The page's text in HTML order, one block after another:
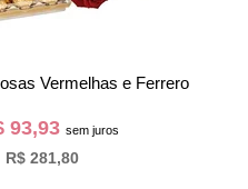
Vermelhas e Ferrero
93,93 sem juros
R$ 281,80